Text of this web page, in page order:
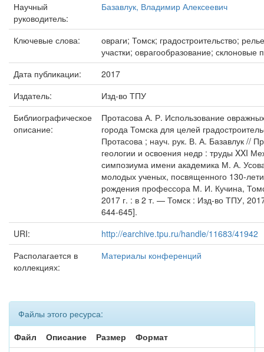
Научный
руководитель:
Базавлук, Владимир Алексеевич
Ключевые слова:
овраги; Томск; градостроительство;
участки; оврагообразование; склоновые
Дата публикации:
2017
Издатель:
Изд-во ТПУ
Библиографическое
описание:
Протасова А. Р. Использование
города Томска для целей
Протасова ; науч. рук. В. А. Базавлук //
геологии и освоения недр : труды XXI
симпозиума имени академика М. А.
молодых ученых, посвященного 130-
рождения профессора М. И. Кучина,
2017 г. : в 2 т. — Томск : Изд-во ТПУ,
644-645].
URI:
http://earchive.tpu.ru/handle/11683/41942
Располагается в
коллекциях:
Материалы конференций
Файлы этого ресурса:
Файл
Описание Размер
Формат